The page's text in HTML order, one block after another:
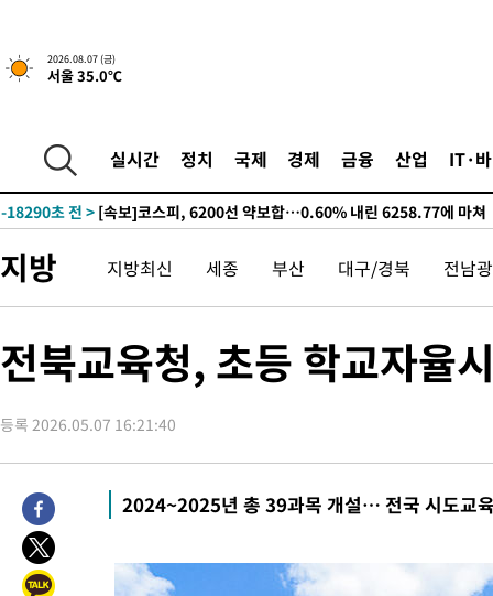
2026.08.07 (금)
서울 35.0℃
실시간 정치 국제 경제 금융 산업 IT·
-22494초 전 >SK하이닉스, 용인·청주 팹에 54조 투자…"AI 메모리 수요 선
응"
-19350초 전 >여자배구 이재영·이다영 자매, 아제르바이잔 투란VC 입단
-18337초 전 >
[속보]코스닥, 2.86포인트(0.36%) 내린 798.81마감
-18290초 전 >
-18270초 전 > [속보]원·달러 환율, 7.7원 내린 1416.1원 마감
-15249초 전 >
[속보]종합특검, '계엄 수용공간 확보' 신용해 前교정본부장
-14122초 전 >외신들도 주목한 韓축구 파문…"국민적 공분에 수사 재개"
-13115초 전 >[속보]규제합리화위원회 부위원장에 김태유 서울대 공대 교
-4798초 전 >[속보] 7월 중국 수출 23.9%↑ 수입 27.5%↑…무역총액
-1958초 전 >[속보]'채상병 순직 책임' 임성근, 항소심도 징역 3년
-1824초 전 >
[속보]종합특검, '관저이전 봐주기 감사' 유병호 구속기소
26분 전 >
민주 콩고 에볼라환자 4천명 돌파, 4053명 발생 1850명 사망
-26310초 전 >
-26274초 전 >
[속보]이 대통령, '호우피해' 안동·의성 관할 4개 면 특별재난
지방 지방최신 세종 부산 대구/경북 전남
전북교육청, 초등 학교자율
등록 2026.05.07 16:21:40
2024~2025년 총 39과목 개설… 전국 시도교